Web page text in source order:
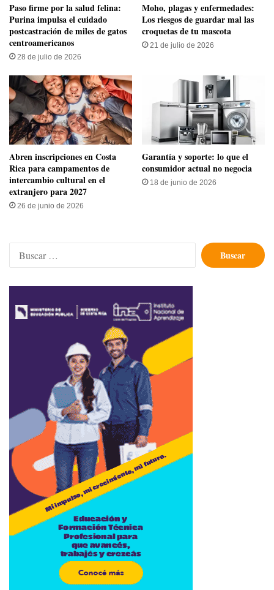
​Paso firme por la salud felina:
Purina impulsa el cuidado
postcastración de miles de gatos
centroamericanos
28 de julio de 2026
Moho, plagas y enfermedades:
Los riesgos de guardar mal las
croquetas de tu mascota
21 de julio de 2026
​Abren inscripciones en Costa
Rica para campamentos de
intercambio cultural en el
extranjero para 2027
26 de junio de 2026
Garantía y soporte: lo que el
consumidor actual no negocia
18 de junio de 2026
Buscar: